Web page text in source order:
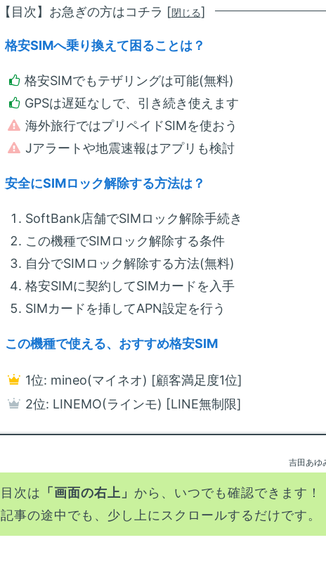
【目次】お急ぎの方はコチラ [閉じる]
格安SIMへ乗り換えて困ることは？
格安SIMでもテザリングは可能(無料)
GPSは遅延なしで、引き続き使えます
海外旅行ではプリペイドSIMを使おう
Jアラートや地震速報はアプリも検討
安全にSIMロック解除する方法は？
SoftBank店舗でSIMロック解除手続き
この機種でSIMロック解除する条件
自分でSIMロック解除する方法(無料)
格安SIMに契約してSIMカードを入手
SIMカードを挿してAPN設定を行う
この機種で使える、おすすめ格安SIM
1位: mineo(マイネオ) [顧客満足度1位]
2位: LINEMO(ラインモ) [LINE無制限]
吉田あゆ
目次は 「画面の右上」 から、いつでも確認できます！
記事の途中でも、少し上にスクロールするだけです。